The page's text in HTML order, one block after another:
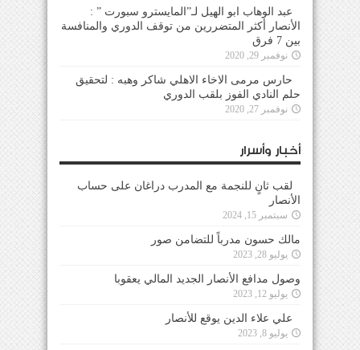
عبد الوهاب ابو الهيل لـ”المايسترو سبورت ” :
الأنصار أكثر المتضررين من توقف الدوري والمنافسة
بين 7 فرق
نوفمبر 29, 2020
حارس مرمى الاخاء الاهلي شاكر وهبه : لتحقيق
حلم النادي الفوز بلقب الدوري
نوفمبر 27, 2020
أخبار وأسرار
لقب ثانٍ للنجمة مع المدرب دراغان على حساب
الأنصار
سبتمبر 15, 2024
مالك حسون مدرباً للتضامن صور
يوليو 28, 2023
وصول مدافع الأنصار الجديد المالي يعقوبا
يوليو 12, 2023
علي علاء الدين يوقع للأنصار
يوليو 8, 2023